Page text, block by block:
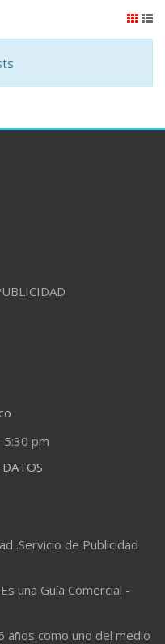
pm
.Servicio de Publicidad
una Guía Comercial -
años como uno del medio